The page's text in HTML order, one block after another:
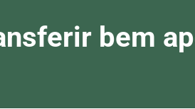
bem